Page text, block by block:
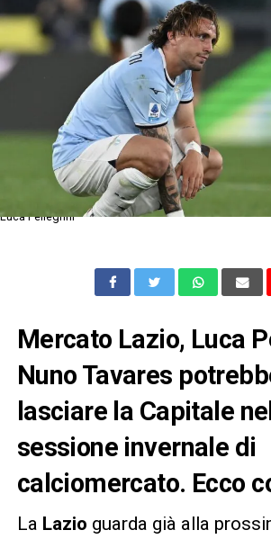
Luca Pellegrini
Mercato Lazio, Luca
Nuno Tavares
lasciare la Capitale
sessione invernale di
calciomercato. Ecco
La Lazio guarda già alla